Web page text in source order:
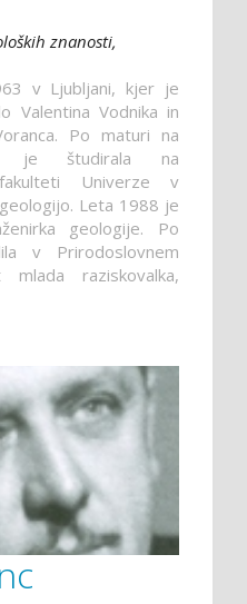
znanosti,
v Ljubljani, kjer je
Valentina Vodnika in
Po maturi na
je študirala na
fakulteti Univerze v
Leta 1988 je
geologije. Po
v Prirodoslovnem
raziskovalka,